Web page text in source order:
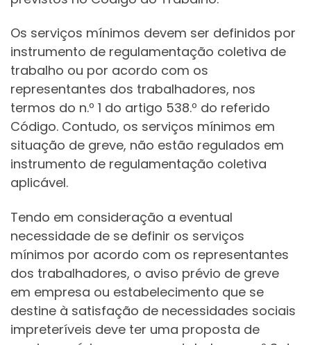
Os serviços mínimos devem ser definidos por
instrumento de regulamentação coletiva de
trabalho ou por acordo com os
representantes dos trabalhadores, nos
termos do n.º 1 do artigo 538.º do referido
Código. Contudo, os serviços mínimos em
situação de greve, não estão regulados em
instrumento de regulamentação coletiva
aplicável.
Tendo em consideração a eventual
necessidade de se definir os serviços
mínimos por acordo com os representantes
dos trabalhadores, o aviso prévio de greve
em empresa ou estabelecimento que se
destine à satisfação de necessidades sociais
impreteríveis deve ter uma proposta de